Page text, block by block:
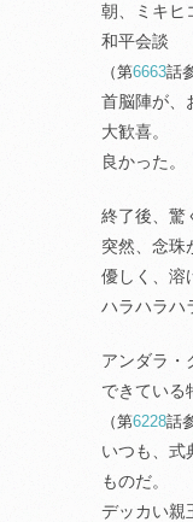
朝、ミキヒ
和平会談
（第6663話
首脳陣が、
大歓喜。
良かった。
終了後、驚
突然、念珠
優しく、溶
ハラハラハ
アンダラ・
できている
（第6228話
いつも、式
ものだ。
デッカい親